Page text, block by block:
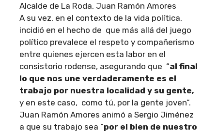
Alcalde de La Roda, Juan Ramón Amores
A su vez, en el contexto de la vida política,
incidió en el hecho de que más allá del juego
político prevalece el respeto y compañerismo
entre quienes ejercen esta labor en el
consistorio rodense, asegurando que “al final
lo que nos une verdaderamente es el
trabajo por nuestra localidad y su gente,
y en este caso, como tú, por la gente joven”.
Juan Ramón Amores animó a Sergio Jiménez
a que su trabajo sea “por el bien de nuestro